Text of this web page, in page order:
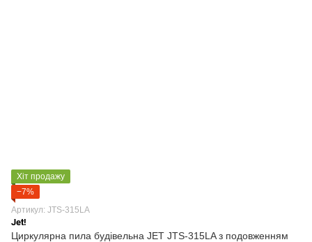
Хіт продажу
−7%
Артикул: JTS-315LA
Jet!
Циркулярна пила будівельна JET JTS-315LA з подовженням